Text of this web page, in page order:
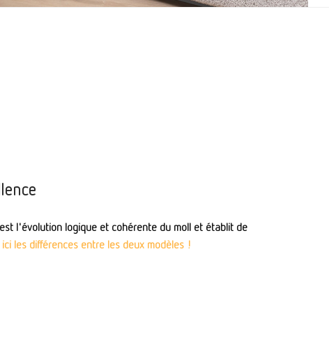
l'évolution logique et cohérente du moll et établit de
ici les différences entre les deux modèles !